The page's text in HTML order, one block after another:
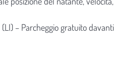
– Parcheggio gratuito